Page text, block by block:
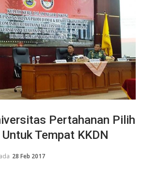
Pertahanan Pilih
Tempat KKDN
28 Feb 2017